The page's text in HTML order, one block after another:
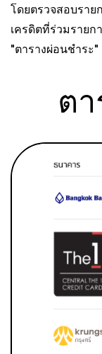
โดยตรวจสอบราย
เครดิตที่ร่วมรายก
"ตารางผ่อนชำระ"
ต